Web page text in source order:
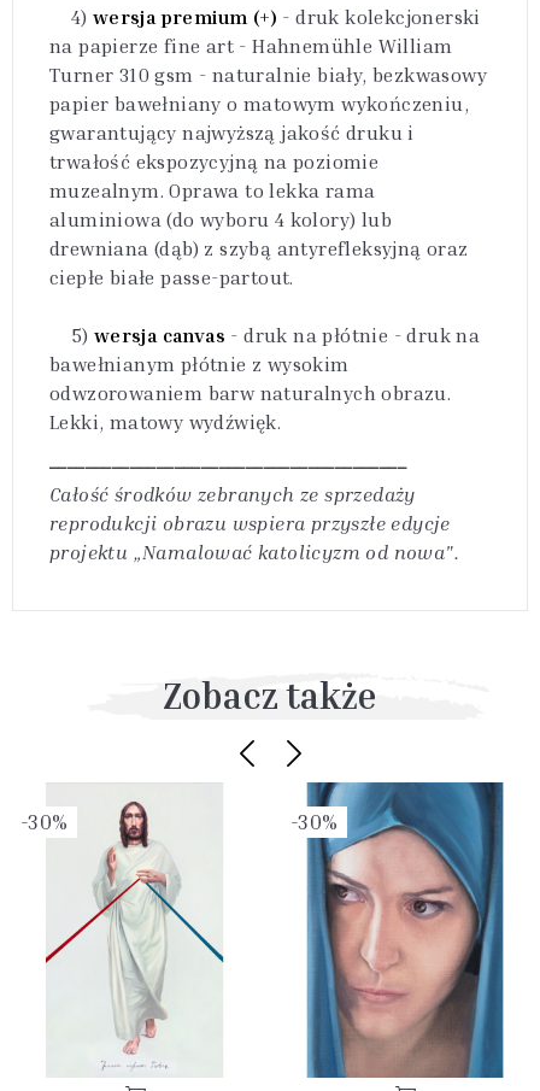
4) wersja premium (+) - druk kolekcjonerski
na papierze fine art - Hahnemühle William
Turner 310 gsm - naturalnie biały, bezkwasowy
papier bawełniany o matowym wykończeniu,
gwarantujący najwyższą jakość druku i
trwałość ekspozycyjną na poziomie
muzealnym. Oprawa to lekka rama
aluminiowa (do wyboru 4 kolory) lub
drewniana (dąb) z szybą antyrefleksyjną oraz
ciepłe białe passe-partout.
5) wersja canvas - druk na płótnie - druk na
bawełnianym płótnie z wysokim
odwzorowaniem barw naturalnych obrazu.
Lekki, matowy wydźwięk.
Całość środków zebranych ze sprzedaży
reprodukcji obrazu wspiera przyszłe edycje
projektu „Namalować katolicyzm od nowa".
Zobacz także
-30% -30%